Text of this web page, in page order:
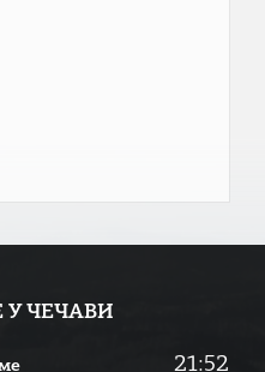
У ЧЕЧАВИ
21:52